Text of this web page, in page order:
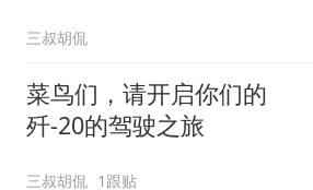
三叔胡侃
菜鸟们，请开启你们的
歼-20的驾驶之旅
三叔胡侃 1跟贴